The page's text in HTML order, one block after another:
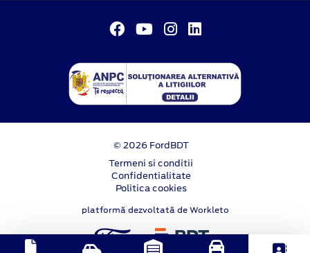
© 2026 FordBDT
Termeni si conditii
Confidentialitate
Politica cookies
platformă dezvoltată de Workleto